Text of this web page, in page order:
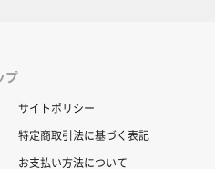
プ
サイトポリシー
特定商取引法に基づく表記
お支払い方法について